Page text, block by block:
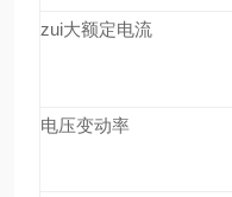
zui大额定电流
电压变动率